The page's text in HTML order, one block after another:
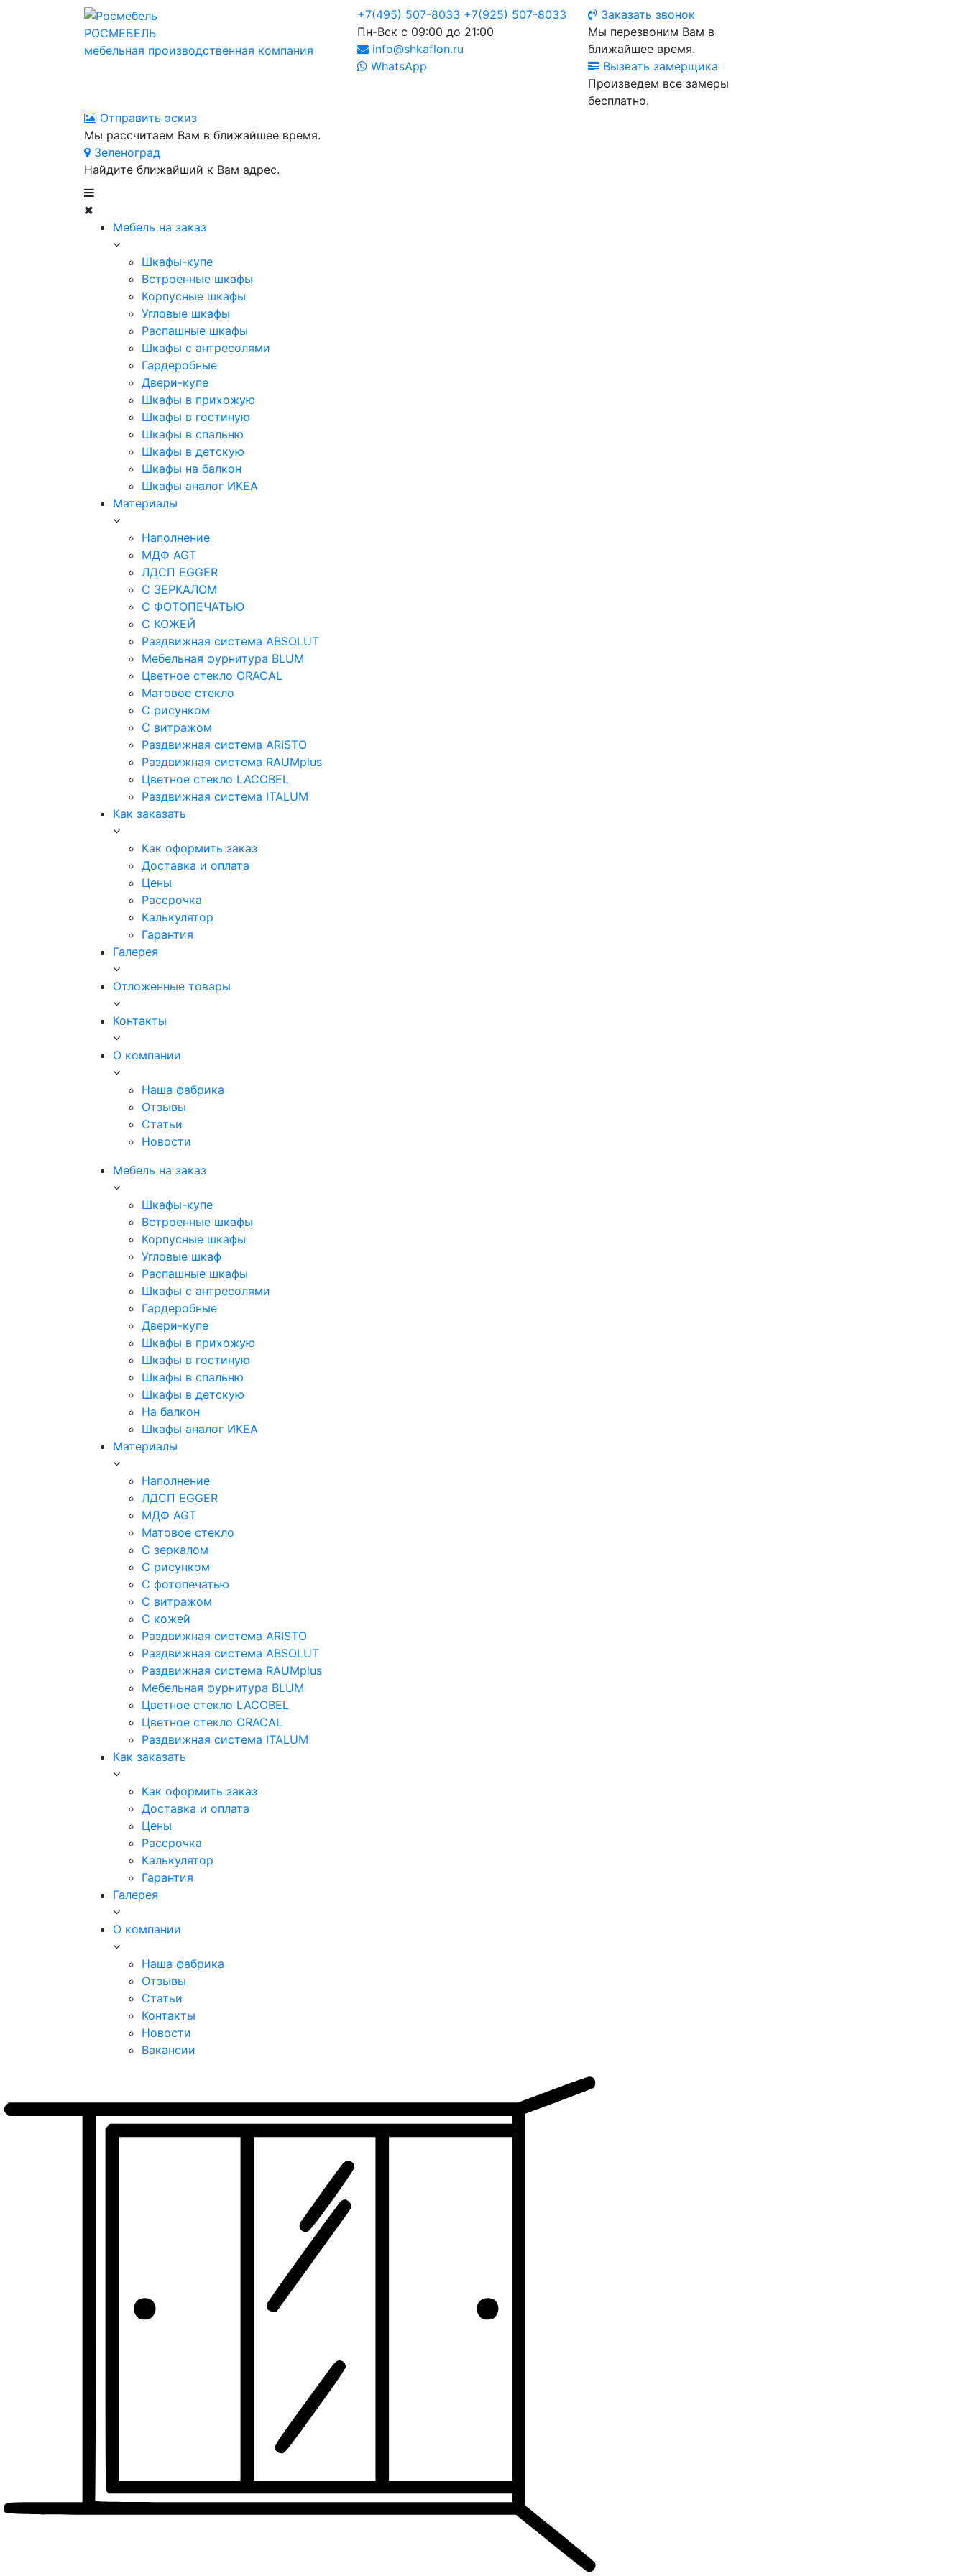
РОСМЕБЕЛЬ
мебельная производственная компания
+7(495) 507-8033 +7(925) 507-8033
Пн-Вск с 09:00 до 21:00
info@shkaflon.ru
WhatsApp
Заказать звонок
Мы перезвоним Вам в
ближайшее время.
Вызвать замерщика
Произведем все замеры
бесплатно.
Отправить эскиз
Мы рассчитаем Вам в ближайшее время.
Зеленоград
Найдите ближайший к Вам адрес.
Мебель на заказ
Шкафы-купе
Встроенные шкафы
Корпусные шкафы
Угловые шкафы
Распашные шкафы
Шкафы с антресолями
Гардеробные
Двери-купе
Шкафы в прихожую
Шкафы в гостиную
Шкафы в спальню
Шкафы в детскую
Шкафы на балкон
Шкафы аналог ИКЕА
Материалы
Наполнение
МДФ AGT
ЛДСП EGGER
С ЗЕРКАЛОМ
С ФОТОПЕЧАТЬЮ
С КОЖЕЙ
Раздвижная система ABSOLUT
Мебельная фурнитура BLUM
Цветное стекло ORACAL
Матовое стекло
C рисунком
C витражом
Раздвижная система ARISTO
Раздвижная система RAUMplus
Цветное стекло LACOBEL
Раздвижная система ITALUM
Как заказать
Как оформить заказ
Доставка и оплата
Цены
Рассрочка
Калькулятор
Гарантия
Галерея
Отложенные товары
Контакты
О компании
Наша фабрика
Отзывы
Статьи
Новости
Мебель на заказ
Шкафы-купе
Встроенные шкафы
Корпусные шкафы
Угловые шкаф
Распашные шкафы
Шкафы с антресолями
Гардеробные
Двери-купе
Шкафы в прихожую
Шкафы в гостиную
Шкафы в спальню
Шкафы в детскую
На балкон
Шкафы аналог ИКЕА
Материалы
Наполнение
ЛДСП EGGER
МДФ AGT
Матовое стекло
С зеркалом
С рисунком
С фотопечатью
С витражом
С кожей
Раздвижная система ARISTO
Раздвижная система ABSOLUT
Раздвижная система RAUMplus
Мебельная фурнитура BLUM
Цветное стекло LACOBEL
Цветное стекло ORACAL
Раздвижная система ITALUM
Как заказать
Как оформить заказ
Доставка и оплата
Цены
Рассрочка
Калькулятор
Гарантия
Галерея
О компании
Наша фабрика
Отзывы
Статьи
Контакты
Новости
Вакансии